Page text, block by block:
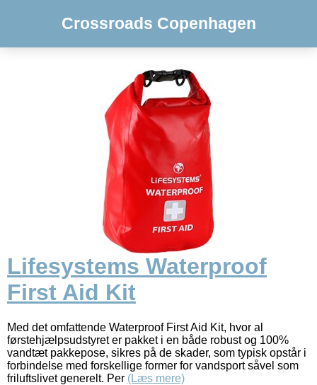
Crossroads Copenhagen
Lifesystems Waterproof
First Aid Kit
Med det omfattende Waterproof First Aid Kit, hvor al
førstehjælpsudstyret er pakket i en både robust og 100%
vandtæt pakkepose, sikres på de skader, som typisk opstår i
forbindelse med forskellige former for vandsport såvel som
friluftslivet generelt. Per (Læs mere)